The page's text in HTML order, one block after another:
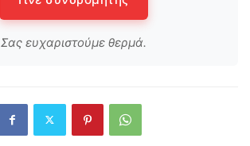
Σας ευχαριστούμε θερμά.